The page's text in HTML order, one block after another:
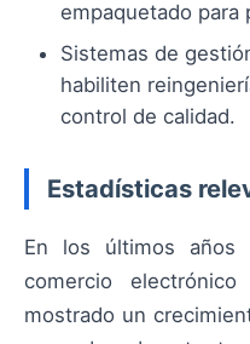
empaquetado para
Sistemas de
habiliten
control de calidad.
Estadísticas
En los últimos años
comercio
mostrado un